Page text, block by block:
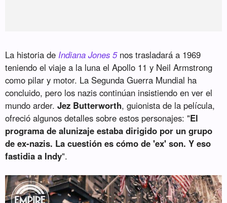
La historia de Indiana Jones 5nos trasladará a 1969
teniendo el viaje a la luna el Apollo 11 y Neil Armstrong
como pilar y motor. La Segunda Guerra Mundial ha
concluido, pero los nazis continúan insistiendo en ver el
mundo arder.Jez Butterworth, guionista de la película,
ofreció algunos detalles sobre estos personajes: "El
programa de alunizaje estaba dirigido por un grupo
de ex-nazis. La cuestión es cómo de 'ex' son. Y eso
fastidia a Indy".